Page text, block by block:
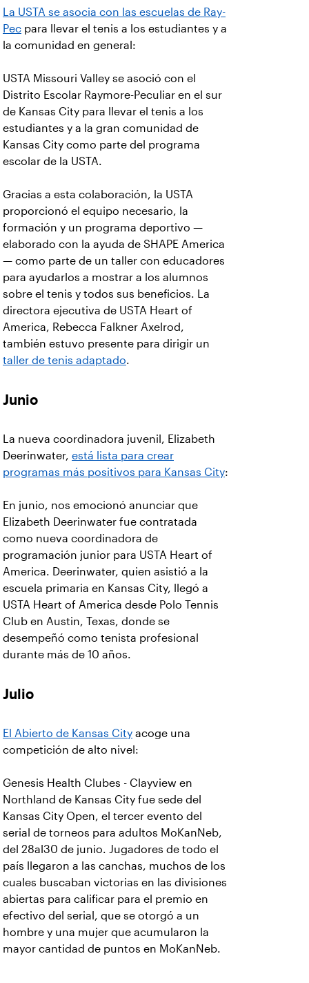
La USTA se asocia con las escuelas de Ray-
Pec para llevar el tenis a los estudiantes y a
la comunidad en general:
USTA Missouri Valley se asoció con el
Distrito Escolar Raymore-Peculiar en el sur
de Kansas City para llevar el tenis a los
estudiantes y a la gran comunidad de
Kansas City como parte del programa
escolar de la USTA.
Gracias a esta colaboración, la USTA
proporcionó el equipo necesario, la
formación y un programa deportivo —
elaborado con la ayuda de SHAPE America
— como parte de un taller con educadores
para ayudarlos a mostrar a los alumnos
sobre el tenis y todos sus beneficios. La
directora ejecutiva de USTA Heart of
America, Rebecca Falkner Axelrod,
también estuvo presente para dirigir un
taller de tenis adaptado.
Junio
La nueva coordinadora juvenil, Elizabeth
Deerinwater, está lista para crear
programas más positivos para Kansas City:
En junio, nos emocionó anunciar que
Elizabeth Deerinwater fue contratada
como nueva coordinadora de
programación junior para USTA Heart of
America. Deerinwater, quien asistió a la
escuela primaria en Kansas City, llegó a
USTA Heart of America desde Polo Tennis
Club en Austin, Texas, donde se
desempeñó como tenista profesional
durante más de 10 años.
Julio
El Abierto de Kansas City acoge una
competición de alto nivel:
Genesis Health Clubes - Clayview en
Northland de Kansas City fue sede del
Kansas City Open, el tercer evento del
serial de torneos para adultos MoKanNeb,
del 28al30 de junio. Jugadores de todo el
país llegaron a las canchas, muchos de los
cuales buscaban victorias en las divisiones
abiertas para calificar para el premio en
efectivo del serial, que se otorgó a un
hombre y una mujer que acumularon la
mayor cantidad de puntos en MoKanNeb.